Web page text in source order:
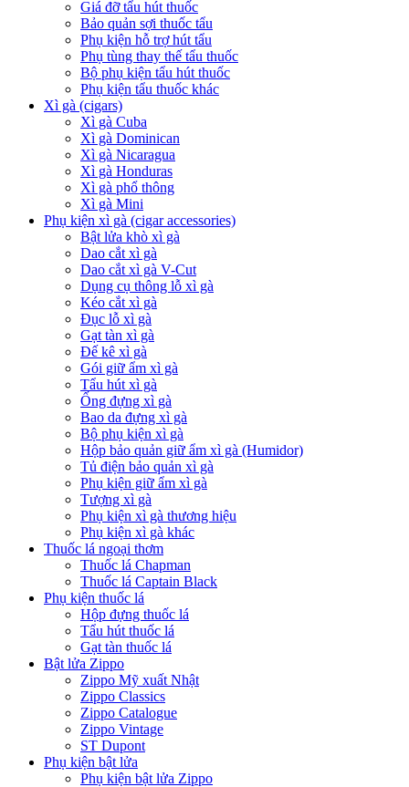
Giá đỡ tẩu hút thuốc
Bảo quản sợi thuốc tẩu
Phụ kiện hỗ trợ hút tẩu
Phụ tùng thay thế tẩu thuốc
Bộ phụ kiện tẩu hút thuốc
Phụ kiện tẩu thuốc khác
Xì gà (cigars)
Xì gà Cuba
Xì gà Dominican
Xì gà Nicaragua
Xì gà Honduras
Xì gà phổ thông
Xì gà Mini
Phụ kiện xì gà (cigar accessories)
Bật lửa khò xì gà
Dao cắt xì gà
Dao cắt xì gà V-Cut
Dụng cụ thông lỗ xì gà
Kéo cắt xì gà
Đục lỗ xì gà
Gạt tàn xì gà
Đế kê xì gà
Gói giữ ẩm xì gà
Tẩu hút xì gà
Ống đựng xì gà
Bao da đựng xì gà
Bộ phụ kiện xì gà
Hộp bảo quản giữ ẩm xì gà (Humidor)
Tủ điện bảo quản xì gà
Phụ kiện giữ ẩm xì gà
Tượng xì gà
Phụ kiện xì gà thương hiệu
Phụ kiện xì gà khác
Thuốc lá ngoại thơm
Thuốc lá Chapman
Thuốc lá Captain Black
Phụ kiện thuốc lá
Hộp đựng thuốc lá
Tẩu hút thuốc lá
Gạt tàn thuốc lá
Bật lửa Zippo
Zippo Mỹ xuất Nhật
Zippo Classics
Zippo Catalogue
Zippo Vintage
ST Dupont
Phụ kiện bật lửa
Phụ kiện bật lửa Zippo